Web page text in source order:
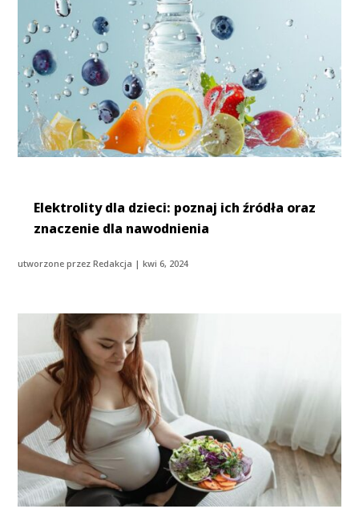
Elektrolity dla dzieci: poznaj ich źródła oraz
znaczenie dla nawodnienia
utworzone przezRedakcja |kwi 6, 2024